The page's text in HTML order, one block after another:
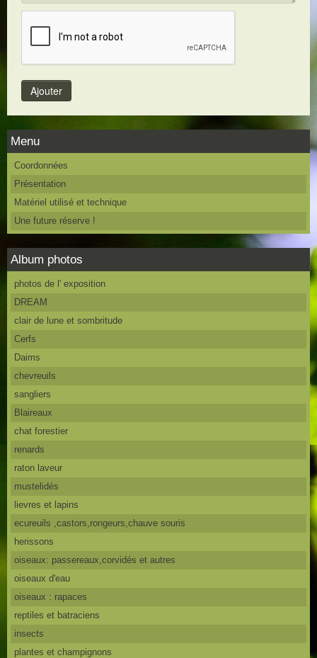
Menu
Coordonnées
Présentation
Matériel utilisé et technique
Une future réserve !
Album photos
photos de l' exposition
DREAM
clair de lune et sombritude
Cerfs
Daims
chevreuils
sangliers
Blaireaux
chat forestier
renards
raton laveur
mustelidés
lievres et lapins
ecureuils ,castors,rongeurs,chauve souris
herissons
oiseaux: passereaux,corvidés et autres
oiseaux d'eau
oiseaux : rapaces
reptiles et batraciens
insects
plantes et champignons